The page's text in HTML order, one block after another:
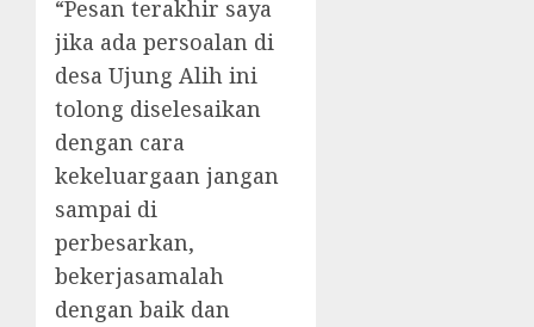
“Pesan terakhir saya
jika ada persoalan di
desa Ujung Alih ini
tolong diselesaikan
dengan cara
kekeluargaan jangan
sampai di
perbesarkan,
bekerjasamalah
dengan baik dan